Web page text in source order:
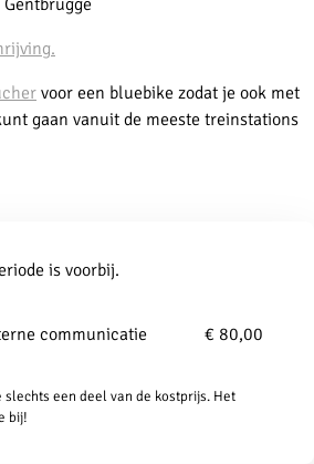
voor een bluebike zodat je ook met
gaan vanuit de meeste treinstations
is voorbij.
communicatie € 80,00
een deel van de kostprijs. Het
bij!